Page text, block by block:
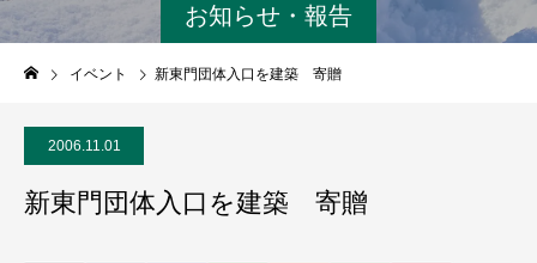
お知らせ・報告
イベント 新東門団体入口を建築 寄贈
2006.11.01
新東門団体入口を建築 寄贈